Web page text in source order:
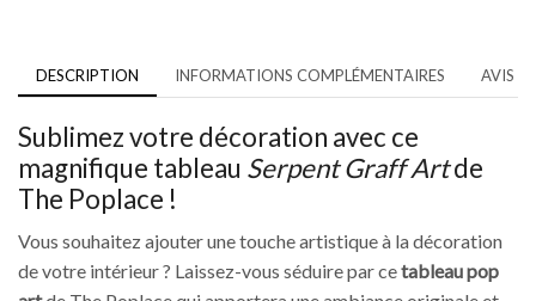
DESCRIPTION INFORMATIONS COMPLÉMENTAIRES AVIS (0)
Sublimez votre décoration avec ce
magnifique tableau Serpent Graff Artde
The Poplace !
Vous souhaitez ajouter une touche artistique à la décoration
de votre intérieur ? Laissez-vous séduire par cetableau pop